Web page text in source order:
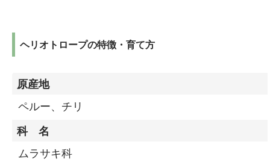
ヘリオトロープの特徴・育て方
原産地
ペルー、チリ
科 名
ムラサキ科